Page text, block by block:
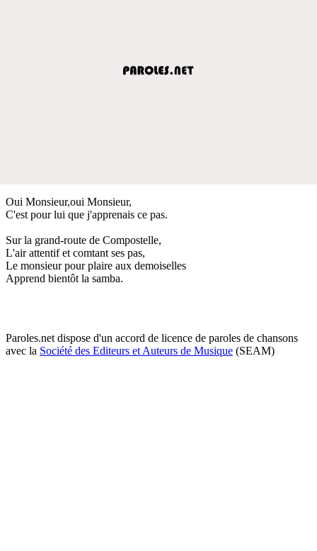
Oui Monsieur,oui Monsieur,
C'est pour lui que j'apprenais ce pas.
Sur la grand-route de Compostelle,
L'air attentif et comtant ses pas,
Le monsieur pour plaire aux demoiselles
Apprend bientôt la samba.
Paroles.net dispose d'un accord de licence de paroles de chansons
avec la Société des Editeurs et Auteurs de Musique (SEAM)